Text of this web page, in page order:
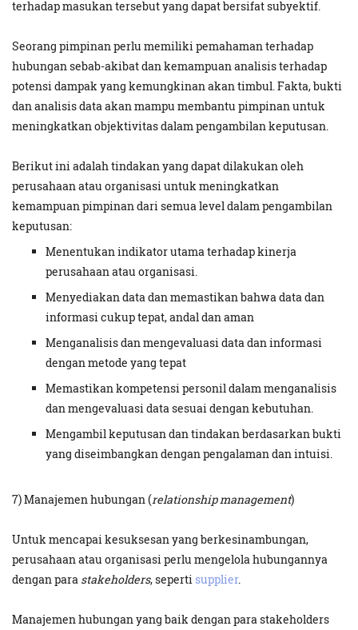
terhadap masukan tersebut yang dapat bersifat subyektif.
Seorang pimpinan perlu memiliki pemahaman terhadap
hubungan sebab-akibat dan kemampuan analisis terhadap
potensi dampak yang kemungkinan akan timbul. Fakta, bukti
dan analisis data akan mampu membantu pimpinan untuk
meningkatkan objektivitas dalam pengambilan keputusan.
Berikut ini adalah tindakan yang dapat dilakukan oleh
perusahaan atau organisasi untuk meningkatkan
kemampuan pimpinan dari semua level dalam pengambilan
keputusan:
Menentukan indikator utama terhadap kinerja
perusahaan atau organisasi.
Menyediakan data dan memastikan bahwa data dan
informasi cukup tepat, andal dan aman
Menganalisis dan mengevaluasi data dan informasi
dengan metode yang tepat
Memastikan kompetensi personil dalam menganalisis
dan mengevaluasi data sesuai dengan kebutuhan.
Mengambil keputusan dan tindakan berdasarkan bukti
yang diseimbangkan dengan pengalaman dan intuisi.
7) Manajemen hubungan (relationship management)
Untuk mencapai kesuksesan yang berkesinambungan,
perusahaan atau organisasi perlu mengelola hubungannya
dengan para stakeholders, seperti supplier.
Manajemen hubungan yang baik dengan para stakeholders